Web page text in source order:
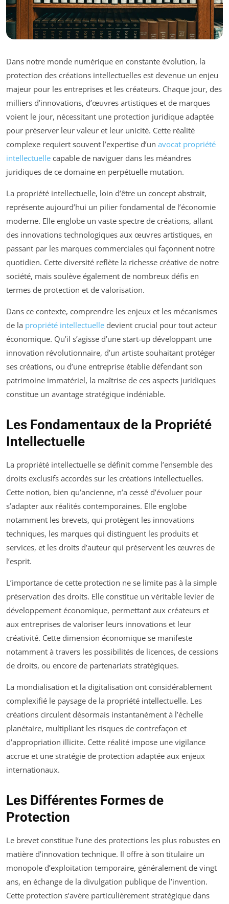
Dans notre monde numérique en constante évolution, la
protection des créations intellectuelles est devenue un enjeu
majeur pour les entreprises et les créateurs. Chaque jour, des
milliers d’innovations, d’œuvres artistiques et de marques
voient le jour, nécessitant une protection juridique adaptée
pour préserver leur valeur et leur unicité. Cette réalité
complexe requiert souvent l’expertise d’un avocat propriété
intellectuelle capable de naviguer dans les méandres
juridiques de ce domaine en perpétuelle mutation.
La propriété intellectuelle, loin d’être un concept abstrait,
représente aujourd’hui un pilier fondamental de l’économie
moderne. Elle englobe un vaste spectre de créations, allant
des innovations technologiques aux œuvres artistiques, en
passant par les marques commerciales qui façonnent notre
quotidien. Cette diversité reflète la richesse créative de notre
société, mais soulève également de nombreux défis en
termes de protection et de valorisation.
Dans ce contexte, comprendre les enjeux et les mécanismes
de la propriété intellectuelle devient crucial pour tout acteur
économique. Qu’il s’agisse d’une start-up développant une
innovation révolutionnaire, d’un artiste souhaitant protéger
ses créations, ou d’une entreprise établie défendant son
patrimoine immatériel, la maîtrise de ces aspects juridiques
constitue un avantage stratégique indéniable.
Les Fondamentaux de la Propriété
Intellectuelle
La propriété intellectuelle se définit comme l’ensemble des
droits exclusifs accordés sur les créations intellectuelles.
Cette notion, bien qu’ancienne, n’a cessé d’évoluer pour
s’adapter aux réalités contemporaines. Elle englobe
notamment les brevets, qui protègent les innovations
techniques, les marques qui distinguent les produits et
services, et les droits d’auteur qui préservent les œuvres de
l’esprit.
L’importance de cette protection ne se limite pas à la simple
préservation des droits. Elle constitue un véritable levier de
développement économique, permettant aux créateurs et
aux entreprises de valoriser leurs innovations et leur
créativité. Cette dimension économique se manifeste
notamment à travers les possibilités de licences, de cessions
de droits, ou encore de partenariats stratégiques.
La mondialisation et la digitalisation ont considérablement
complexifié le paysage de la propriété intellectuelle. Les
créations circulent désormais instantanément à l’échelle
planétaire, multipliant les risques de contrefaçon et
d’appropriation illicite. Cette réalité impose une vigilance
accrue et une stratégie de protection adaptée aux enjeux
internationaux.
Les Différentes Formes de
Protection
Le brevet constitue l’une des protections les plus robustes en
matière d’innovation technique. Il offre à son titulaire un
monopole d’exploitation temporaire, généralement de vingt
ans, en échange de la divulgation publique de l’invention.
Cette protection s’avère particulièrement stratégique dans